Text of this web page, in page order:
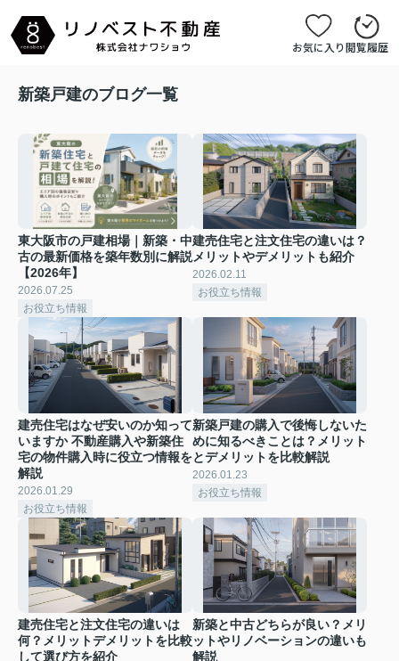
お気に入り閲覧履歴
新築戸建のブログ一覧
東大阪市の戸建相場｜新築・中
古の最新価格を築年数別に解説
【2026年】
2026.07.25
お役立ち情報
建売住宅と注文住宅の違いは？
メリットやデメリットも紹介
2026.02.11
お役立ち情報
建売住宅はなぜ安いのか知って
いますか 不動産購入や新築住
宅の物件購入時に役立つ情報を
解説
2026.01.29
お役立ち情報
新築戸建の購入で後悔しないた
めに知るべきことは？メリット
とデメリットを比較解説
2026.01.23
お役立ち情報
建売住宅と注文住宅の違いは
何？メリットデメリットを比較
して選び方を紹介
新築と中古どちらが良い？メリ
ットやリノベーションの違いも
解説